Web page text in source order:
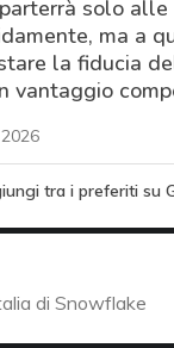
solo alle
ma a
la fiducia
vantaggio
tra i preferiti su
di Snowflake